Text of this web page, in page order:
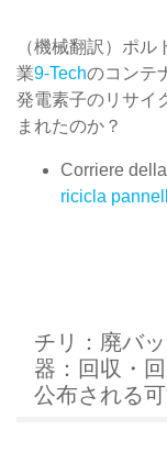
（機械翻訳）ポ
業9-Techのコンテ
発電素子のリサイ
まれたのか？
Corriere
ricicla
チリ：廃バ
器：回収・
公布される